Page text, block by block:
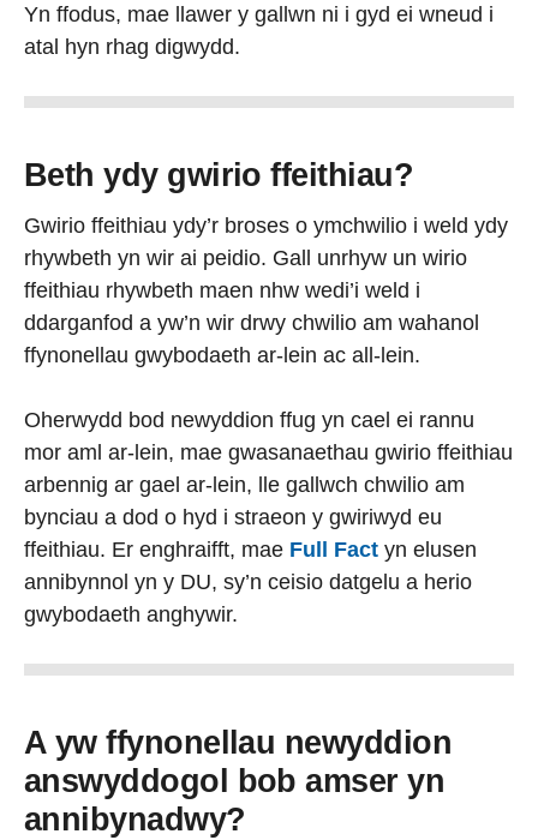
Yn ffodus, mae llawer y gallwn ni i gyd ei wneud i
atal hyn rhag digwydd.
Beth ydy gwirio ffeithiau?
Gwirio ffeithiau ydy’r broses o ymchwilio i weld ydy
rhywbeth yn wir ai peidio. Gall unrhyw un wirio
ffeithiau rhywbeth maen nhw wedi’i weld i
ddarganfod a yw’n wir drwy chwilio am wahanol
ffynonellau gwybodaeth ar-lein ac all-lein.
Oherwydd bod newyddion ffug yn cael ei rannu
mor aml ar-lein, mae gwasanaethau gwirio ffeithiau
arbennig ar gael ar-lein, lle gallwch chwilio am
bynciau a dod o hyd i straeon y gwiriwyd eu
ffeithiau. Er enghraifft, mae Full Fact yn elusen
annibynnol yn y DU, sy’n ceisio datgelu a herio
gwybodaeth anghywir.
A yw ffynonellau newyddion
answyddogol bob amser yn
annibynadwy?